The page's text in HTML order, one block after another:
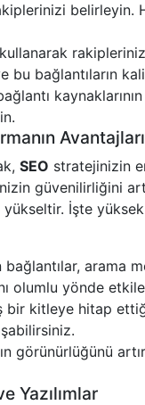
belirleyin.
bu bağlantıların
Avantajları
SEO stratejinizin
güvenilirliğini
İşte
arama
olumlu yönde
bir kitleye hitap
görünürlüğünü
Yazılımlar